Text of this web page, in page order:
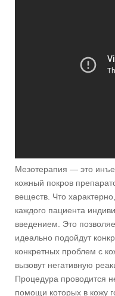
Мезотерапия — это
кожный покров
веществ. Что
каждого пациента
введением. Это
идеально подойдут
конкретных проблем с
вызовут негативную
Процедура проводится
помощи которых в кожу